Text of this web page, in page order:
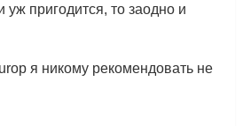
уж пригодится, то заодно и
я никому рекомендовать не